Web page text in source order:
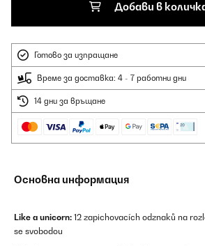
Добави в
Готово за изпращане
Време за доставка: 4 - 7 работни дни
14 дни за връщане
Основна информация
Like a unicorn: 12 zapichovacích odznaků na
se svobodou